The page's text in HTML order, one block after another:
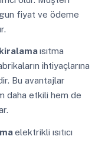
fiyat ve ödeme
kiralamaısıtma
ihtiyaçlarına
Bu avantajlar
daha etkili hem de
elektrikli ısıtıcı